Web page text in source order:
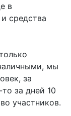
в
средства
мы
за
за дней 10
участников.